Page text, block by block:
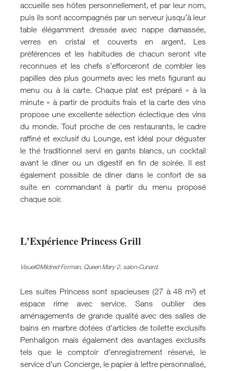
accueille ses hôtes personnellement, et par leur nom,
puis ils sont accompagnés par un serveur jusqu’à leur
table élégamment dressée avec nappe damassée,
verres en cristal et couverts en argent. Les
préférences et les habitudes de chacun seront vite
reconnues et les chefs s’efforceront de combler les
papilles des plus gourmets avec les mets figurant au
menu ou à la carte. Chaque plat est préparé « à la
minute » à partir de produits frais et la carte des vins
propose une excellente sélection éclectique des vins
du monde. Tout proche de ces restaurants, le cadre
raffiné et exclusif du Lounge, est idéal pour déguster
le thé traditionnel servi en gants blancs, un cocktail
avant le dîner ou un digestif en fin de soirée. Il est
également possible de diner dans le confort de sa
suite en commandant à partir du menu proposé
chaque soir.
L’Expérience Princess Grill
Visuel©Mildred Forman, Queen Mary 2, salon-Cunard.
Les suites Princess sont spacieuses (27 à 48 m²) et
espace rime avec service. Sans oublier des
aménagements de grande qualité avec des salles de
bains en marbre dotées d’articles de toilette exclusifs
Penhaligon mais également des avantages exclusifs
tels que le comptoir d’enregistrement réservé, le
service d’un Concierge, le papier à lettre personnalisé,